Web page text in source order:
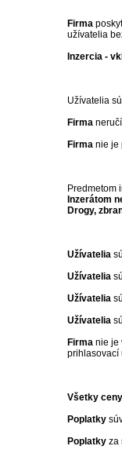
Firma
užívatelia
Inzercia -
Užívatelia
Firma
Firma nie je
Predmetom
Inzerátom
Drogy,
Užívatelia
Užívatelia
Užívatelia
Užívatelia
Firma nie je
prihlasovací
Všetky
Poplatky
Poplatky za